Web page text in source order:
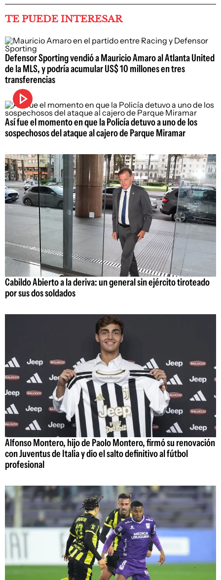
TE PUEDE INTERESAR
Defensor Sporting vendió a Mauricio Amaro al Atlanta United
de la MLS, y podría acumular US$ 10 millones en tres
transferencias
Así fue el momento en que la Policía detuvo a uno de los
sospechosos del ataque al cajero de Parque Miramar
Cabildo Abierto a la deriva: un general sin ejército tiroteado
por sus dos soldados
Alfonso Montero, hijo de Paolo Montero, firmó su renovación
con Juventus de Italia y dio el salto definitivo al fútbol
profesional